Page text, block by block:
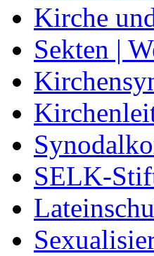
Kirche
Sekten |
SELK-